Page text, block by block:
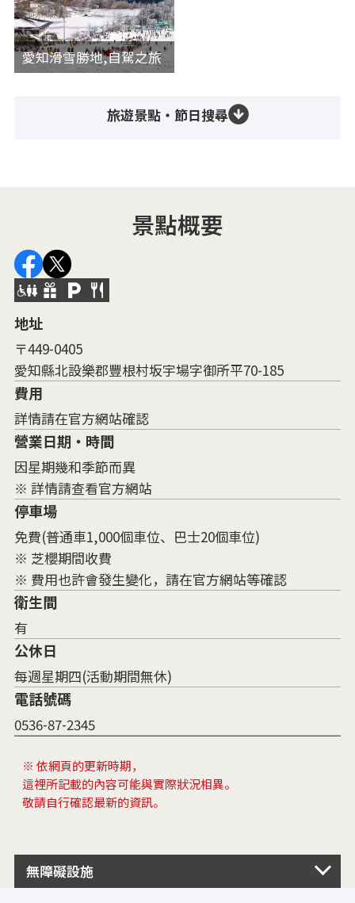
愛知滑雪勝地,自駕之旅
旅遊景點・節日搜尋
景點概要
地址
〒449-0405
愛知縣北設樂郡豐根村坂宇場字御所平70-185
費用
詳情請在官方網站確認
營業日期・時間
因星期幾和季節而異
※ 詳情請查看官方網站
停車場
免費(普通車1,000個車位、巴士20個車位)
※ 芝櫻期間收費
※ 費用也許會發生變化，請在官方網站等確認
衛生間
有
公休日
每週星期四(活動期間無休)
電話號碼
0536-87-2345
※ 依網頁的更新時期，
這裡所記載的內容可能與實際狀況相異。
敬請自行確認最新的資訊。
無障礙設施